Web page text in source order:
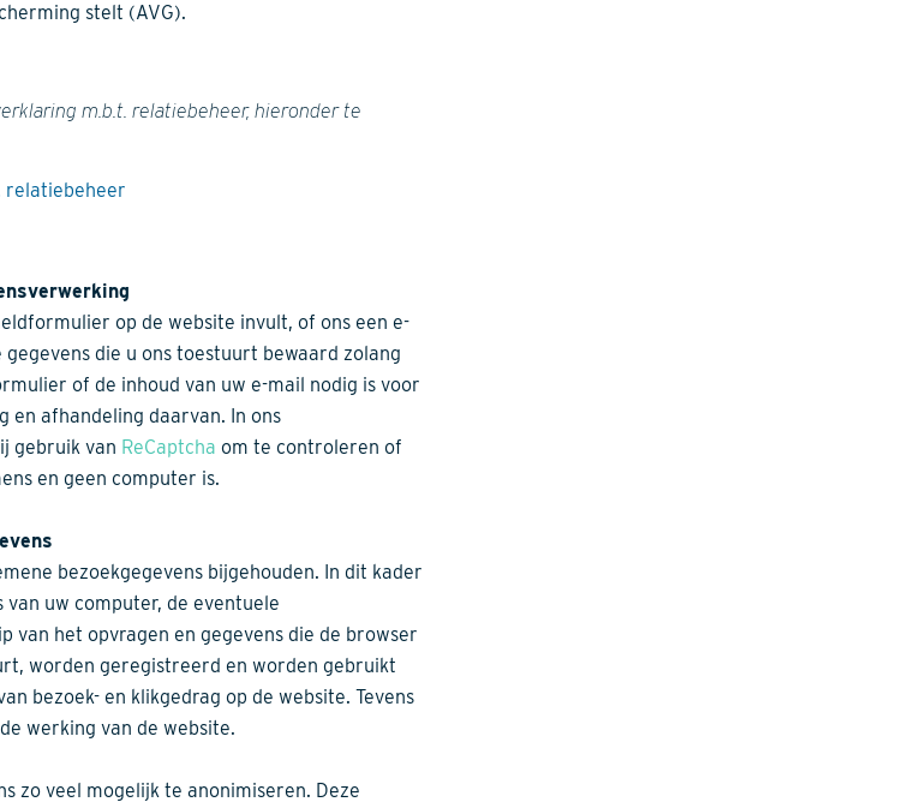
stelt (AVG).
m.b.t. relatiebeheer, hieronder te
relatiebeheer
op de website invult, of ons een e-
die u ons toestuurt bewaard zolang
of de inhoud van uw e-mail nodig is voor
en afhandeling daarvan. In ons
gebruik van ReCaptcha om te controleren of
en geen computer is.
bezoekgegevens bijgehouden. In dit kader
uw computer, de eventuele
van het opvragen en gegevens die de browser
worden geregistreerd en worden gebruikt
bezoek- en klikgedrag op de website. Tevens
werking van de website.
zo veel mogelijk te anonimiseren. Deze